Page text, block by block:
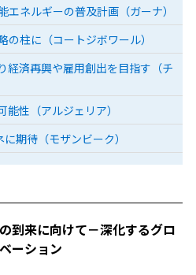
ネルギーの普及計画（ガーナ）
柱に（コートジボワール）
経済再興や雇用創出を目指す（チ
性（アルジェリア）
期待（モザンビーク）
到来に向けて－深化するグロ
ーション